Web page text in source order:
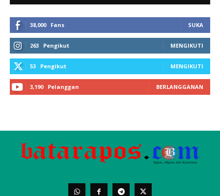
38,000 Fans SUKA
263 Pengikut MENGIKUTI
53 Pengikut MENGIKUTI
3,190 Pelanggan BERLANGGANAN